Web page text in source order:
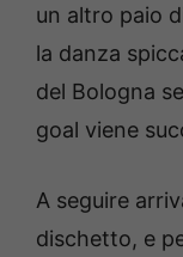
un altro paio
la danza
del Bologna
goal viene
A seguire
dischetto, e